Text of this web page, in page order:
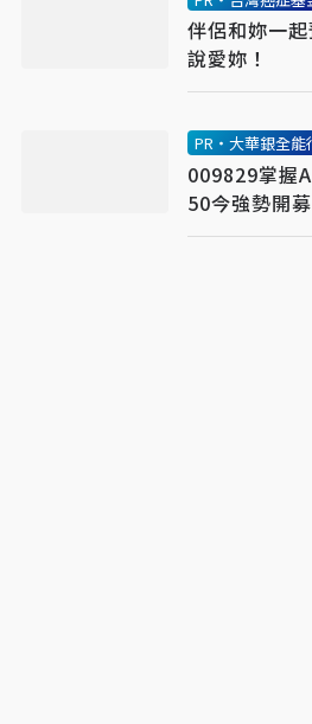
伴侶和妳一
說愛妳！
PR・大華銀全能
009829掌握
50今強勢開募